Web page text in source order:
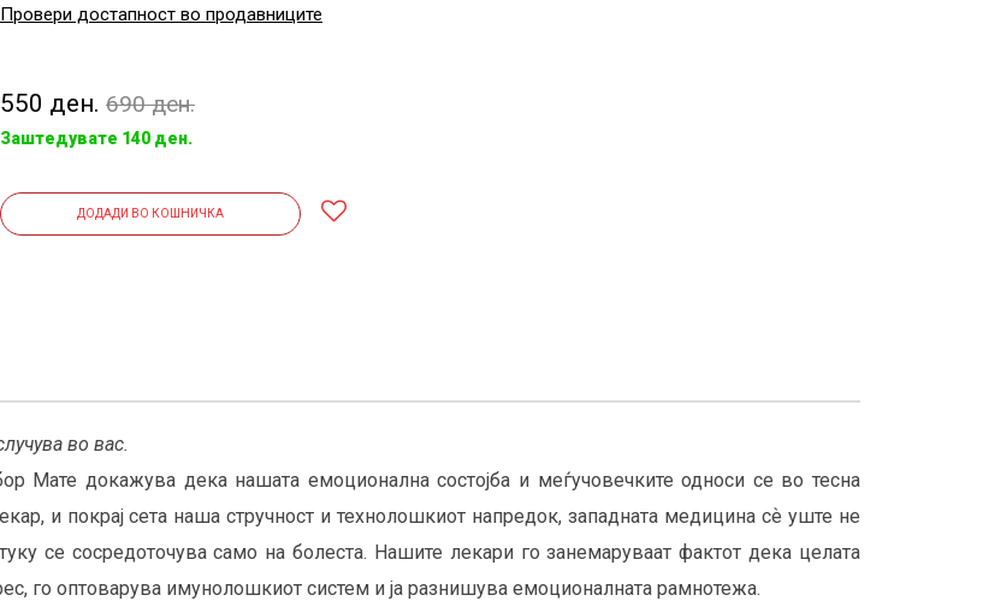
Провери достапност во продавниците
550 ден. 690 ден.
Заштедувате 140 ден.
ДОДАДИ ВО КОШНИЧКА
во вас.
Мате докажува дека нашата емоционална состојба и меѓучовечките односи се во тесна
и покрај сета наша стручност и технолошкиот напредок, западната медицина сѐ уште не
се сосредоточува само на болеста. Нашите лекари го занемаруваат фактот дека целата
го оптоварува имунолошкиот систем и ја разнишува емоционалната рамнотежа.